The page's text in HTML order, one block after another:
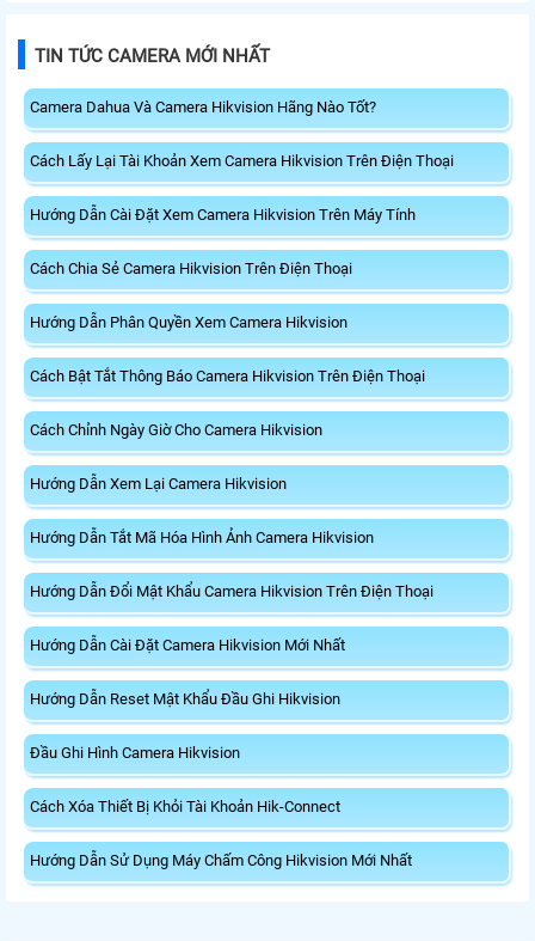
TIN TỨC CAMERA MỚI NHẤT
Camera Dahua Và Camera Hikvision Hãng Nào Tốt?
Cách Lấy Lại Tài Khoản Xem Camera Hikvision Trên Điện Thoại
Hướng Dẫn Cài Đặt Xem Camera Hikvision Trên Máy Tính
Cách Chia Sẻ Camera Hikvision Trên Điện Thoại
Hướng Dẫn Phân Quyền Xem Camera Hikvision
Cách Bật Tắt Thông Báo Camera Hikvision Trên Điện Thoại
Cách Chỉnh Ngày Giờ Cho Camera Hikvision
Hướng Dẫn Xem Lại Camera Hikvision
Hướng Dẫn Tắt Mã Hóa Hình Ảnh Camera Hikvision
Hướng Dẫn Đổi Mật Khẩu Camera Hikvision Trên Điện Thoại
Hướng Dẫn Cài Đặt Camera Hikvision Mới Nhất
Hướng Dẫn Reset Mật Khẩu Đầu Ghi Hikvision
Đầu Ghi Hình Camera Hikvision
Cách Xóa Thiết Bị Khỏi Tài Khoản Hik-Connect
Hướng Dẫn Sử Dụng Máy Chấm Công Hikvision Mới Nhất